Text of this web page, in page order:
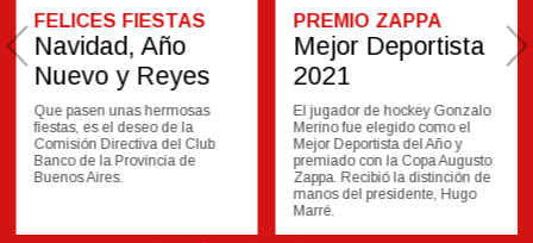
PREMIO ZAPPA
Mejor Deportista
2021
El jugador de hockey Gonzalo
Merino fue elegido como el
Mejor Deportista del Año y
premiado con la Copa Augusto
Zappa. Recibió la distinción de
HOCKEY
Banco es Mundial
Cuatro jugadores de Banco
Mateo Fernández, Joaquín
Toscani y Tadeo Mahon)
formaron parte de la selección
argentina que en diciembre se
consagró campeona mundial
junior de hockey en la India.